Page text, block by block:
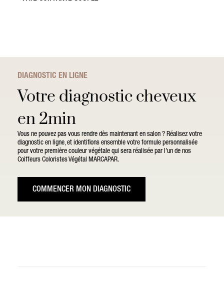
DIAGNOSTIC EN LIGNE
Votre diagnostic cheveux
en 2min
Vous ne pouvez pas vous rendre dès maintenant en salon ? Réalisez votre
diagnostic en ligne, et identifions ensemble votre formule personnalisée
pour votre première couleur végétale qui sera réalisée par l’un de nos
Coiffeurs Coloristes Végétal MARCAPAR.
COMMENCER MON DIAGNOSTIC